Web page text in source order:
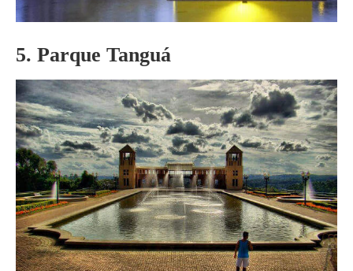
5. Parque Tanguá